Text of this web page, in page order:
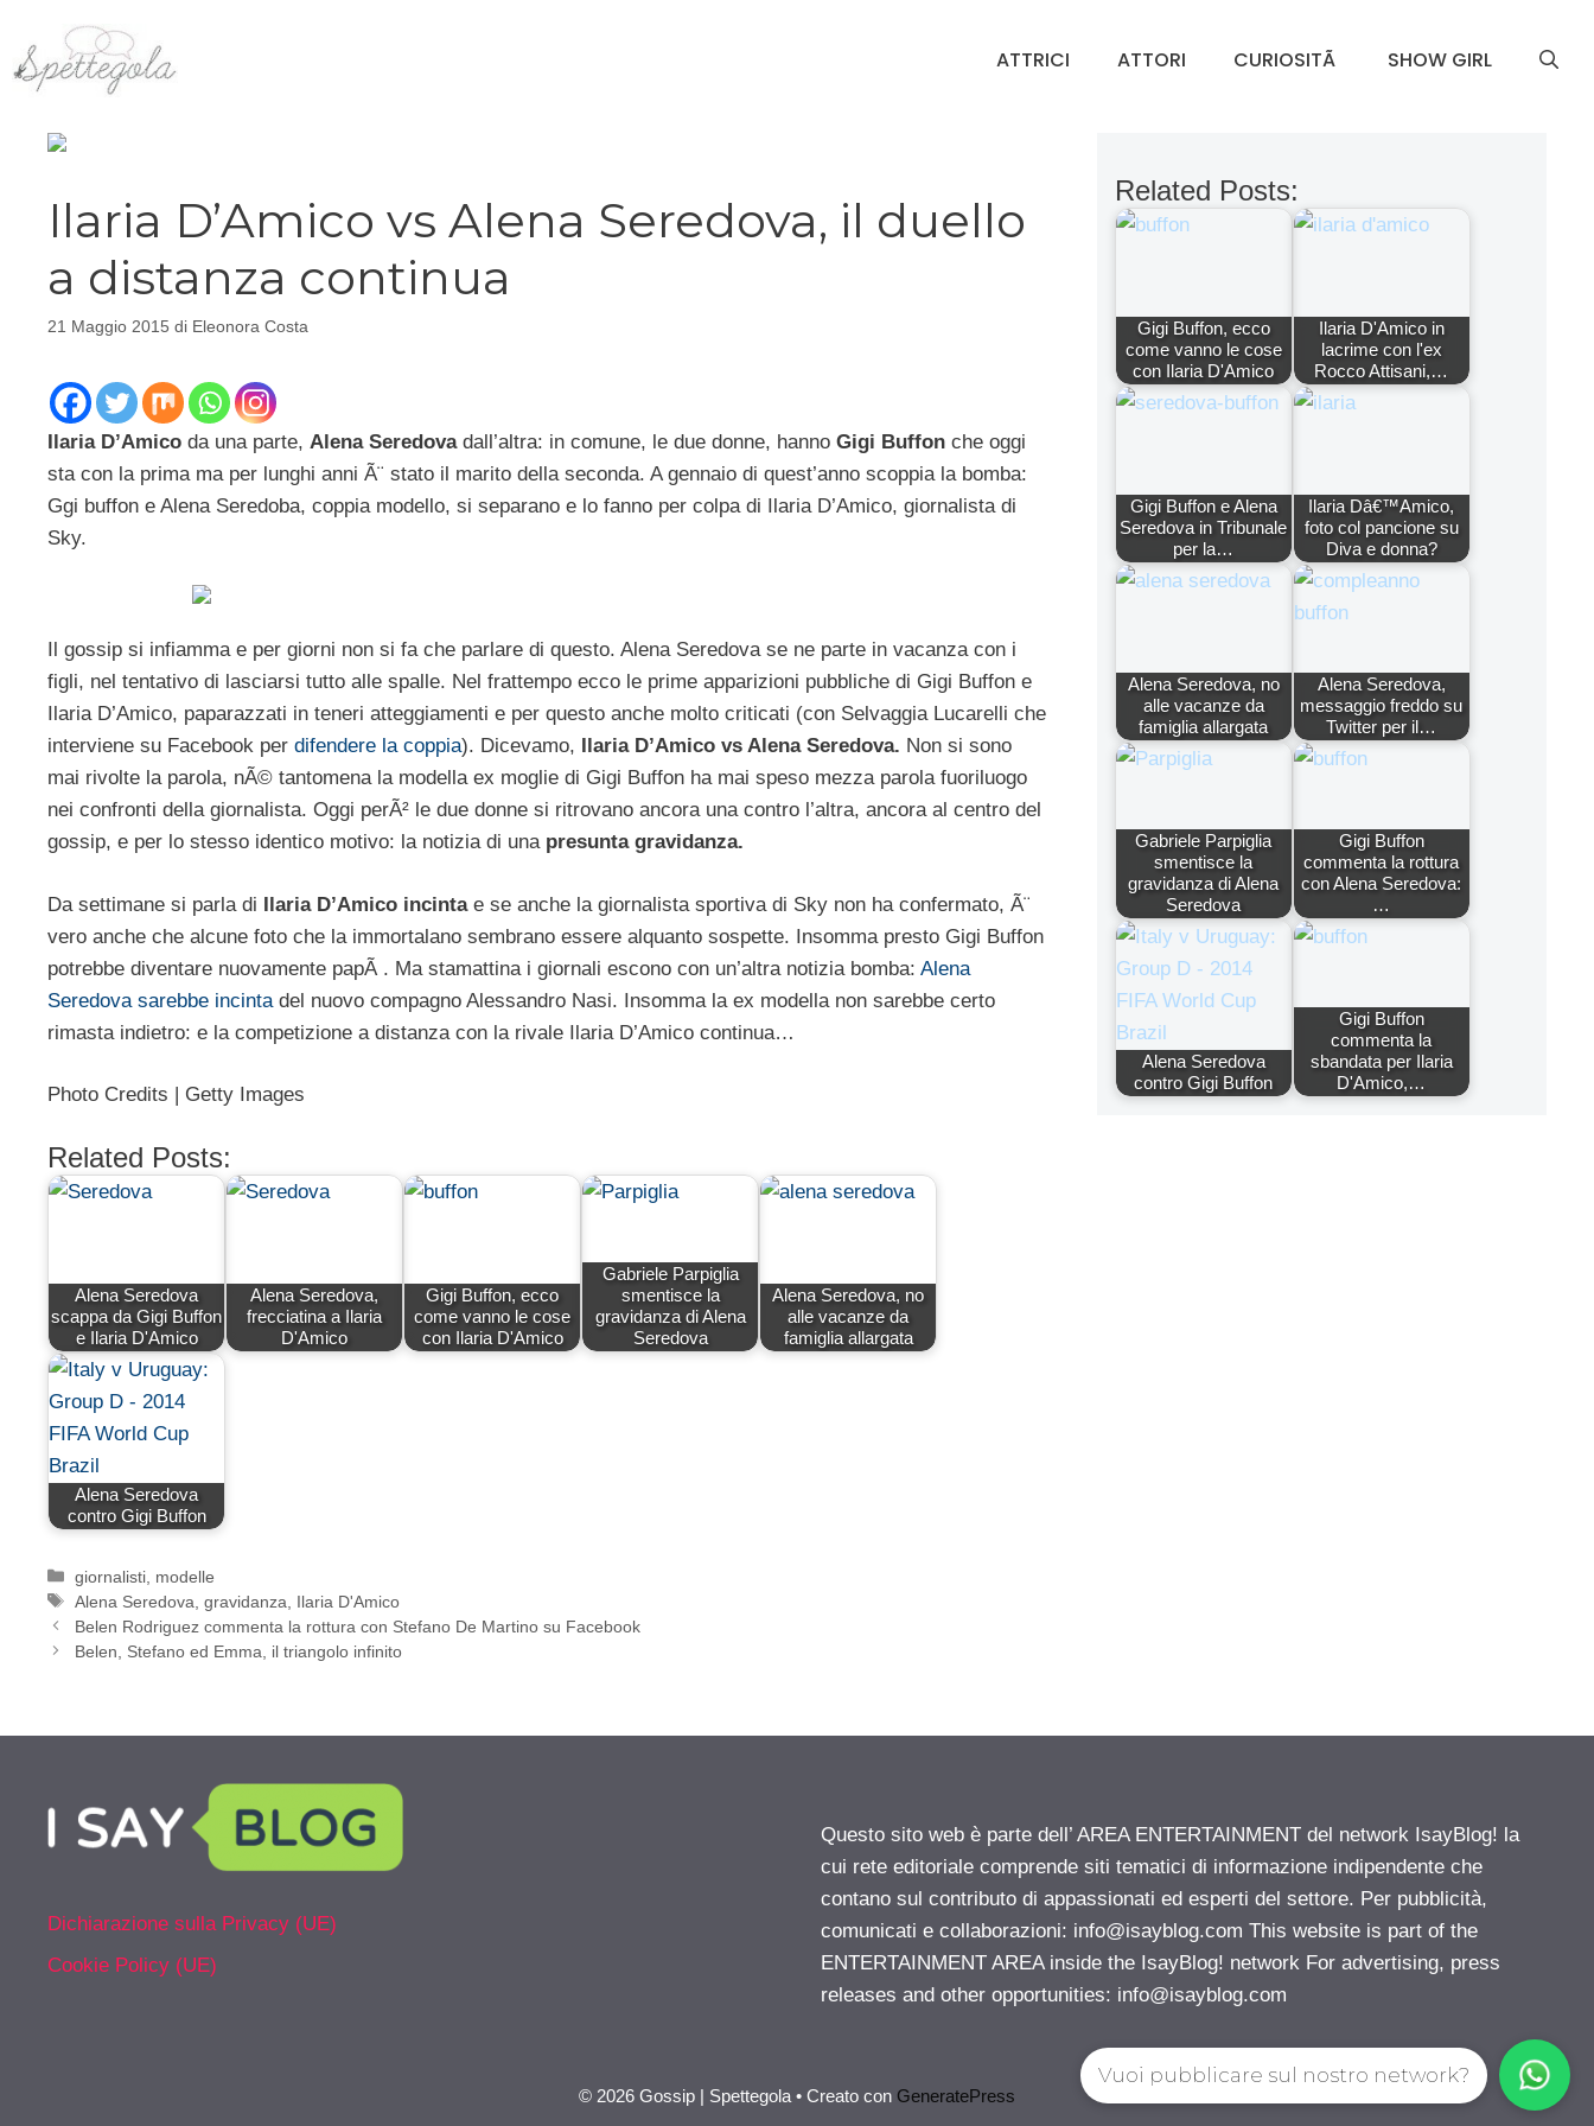
contenuto
ATTRICI ATTORI CURIOSITÃ SHOW GIRL
Ilaria D’Amico vs Alena Seredova, il duello
a distanza continua
21 Maggio 2015 di Eleonora Costa
Ilaria D’Amico da una parte, Alena Seredova dall’altra: in comune, le due donne, hanno Gigi Buffon che oggi
sta con la prima ma per lunghi anni Ã¨ stato il marito della seconda. A gennaio di quest’anno scoppia la bomba:
Ggi buffon e Alena Seredoba, coppia modello, si separano e lo fanno per colpa di Ilaria D’Amico, giornalista di
Sky.
Il gossip si infiamma e per giorni non si fa che parlare di questo. Alena Seredova se ne parte in vacanza con i
figli, nel tentativo di lasciarsi tutto alle spalle. Nel frattempo ecco le prime apparizioni pubbliche di Gigi Buffon e
Ilaria D’Amico, paparazzati in teneri atteggiamenti e per questo anche molto criticati (con Selvaggia Lucarelli che
interviene su Facebook per difendere la coppia). Dicevamo, Ilaria D’Amico vs Alena Seredova. Non si sono
mai rivolte la parola, nÃ© tantomena la modella ex moglie di Gigi Buffon ha mai speso mezza parola fuoriluogo
nei confronti della giornalista. Oggi perÃ² le due donne si ritrovano ancora una contro l’altra, ancora al centro del
gossip, e per lo stesso identico motivo: la notizia di una presunta gravidanza.
Da settimane si parla di Ilaria D’Amico incinta e se anche la giornalista sportiva di Sky non ha confermato, Ã¨
vero anche che alcune foto che la immortalano sembrano essere alquanto sospette. Insomma presto Gigi Buffon
potrebbe diventare nuovamente papÃ . Ma stamattina i giornali escono con un’altra notizia bomba: Alena
Seredova sarebbe incinta del nuovo compagno Alessandro Nasi. Insomma la ex modella non sarebbe certo
rimasta indietro: e la competizione a distanza con la rivale Ilaria D’Amico continua…
Photo Credits | Getty Images
Related Posts:
Alena Seredova
scappa da Gigi Buffon
e Ilaria D'Amico
Alena Seredova,
frecciatina a Ilaria
D'Amico
Gigi Buffon, ecco
come vanno le cose
con Ilaria D'Amico
Gabriele Parpiglia
smentisce la
gravidanza di Alena
Seredova
Alena Seredova, no
alle vacanze da
famiglia allargata
Alena Seredova
contro Gigi Buffon
Categorie
giornalisti modelle
Tag
Alena Seredova ,gravidanza
Ilaria D'Amico
Belen Rodriguez commenta la rottura con Stefano De Martino su Facebook
Belen, Stefano ed Emma, il triangolo infinito
Related Posts:
Gigi Buffon, ecco
come vanno le cose
con Ilaria D'Amico
Ilaria D'Amico in
lacrime con l'ex
Rocco Attisani,…
Gigi Buffon e Alena
Seredova in Tribunale
per la…
Ilaria Dâ€™Amico,
foto col pancione su
Diva e donna?
Alena Seredova, no
alle vacanze da
famiglia allargata
Alena Seredova,
messaggio freddo su
Twitter per il…
Gabriele Parpiglia
smentisce la
gravidanza di Alena
Seredova
Gigi Buffon
commenta la rottura
con Alena Seredova:
…
Alena Seredova
contro Gigi Buffon
Gigi Buffon
commenta la
sbandata per Ilaria
D'Amico,…
Dichiarazione sulla Privacy (UE)
Cookie Policy (UE)
Questo sito web è parte dell’ AREA ENTERTAINMENT del network IsayBlog! la
cui rete editoriale comprende siti tematici di informazione indipendente che
contano sul contributo di appassionati ed esperti del settore. Per pubblicità,
comunicati e collaborazioni: info@isayblog.com This website is part of the
ENTERTAINMENT AREA inside the IsayBlog! network For advertising, press
releases and other opportunities: info@isayblog.com
© 2026 Gossip | Spettegola • Creato con GeneratePress
Vuoi pubblicare sul nostro network?